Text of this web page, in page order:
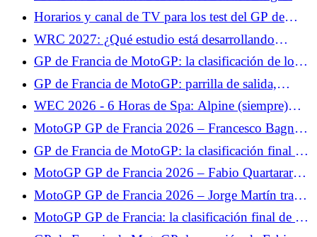
céntimos menos que la media a 2,21 €/L
PC, Xbox y PlayStation.
Horarios y canal de TV para los test del GP de
Francia de MotoGP 2026: Johann Zarco y Fabio
Quartararo esperan brillar
WRC 2027: ¿Qué estudio está desarrollando
Nacon?
GP de Francia de MotoGP: la clasificación de los
libres 2, Fabio Quartararo se prepara bien para la
clasificación, Johann Zarco se estrelló
GP de Francia de MotoGP: parrilla de salida,
buena posición de Quartararo, decepción para
Zarco
WEC 2026 - 6 Horas de Spa: Alpine (siempre)
mira hacia adelante
MotoGP GP de Francia 2026 – Francesco Bagnaia
advierte a la competición: “Algo está pasando”
GP de Francia de MotoGP: la clasificación final de
la carrera al sprint, Fabio Quartararo en el Top 5,
Johann Zarco se pierde
MotoGP GP de Francia 2026 – Fabio Quartararo
5º en la carrera al sprint: “Hoy no tenía ningún
objetivo”
MotoGP GP de Francia 2026 – Jorge Martín tras
su victoria en la carrera al sprint: “Lo puse todo en
la salida”
MotoGP GP de Francia: la clasificación final de la
carrera, Jorge Martín sermonea a su compañero,